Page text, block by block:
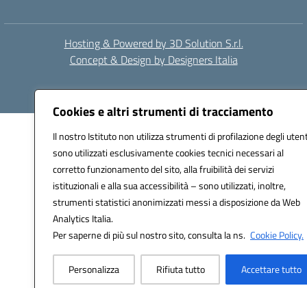
Cookies e altri strumenti di tracciamento
Il nostro Istituto non utilizza strumenti di profilazione degli
sono utilizzati esclusivamente cookies tecnici necessari al
corretto funzionamento del sito, alla fruibilità dei servizi
istituzionali e alla sua accessibilità – sono utilizzati, inoltre,
strumenti statistici anonimizzati messi a disposizione da Web
Analytics Italia.
Per saperne di più sul nostro sito, consulta la ns. Cookie Policy.
Personalizza Rifiuta tutto Accettare tutto
Hosting & Powered by 3D Solution S.r.l.
Concept & Design by Designers Italia